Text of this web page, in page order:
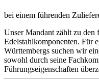
bei einem führenden
Unser Mandant zählt zu den
Edelstahlkomponenten. Für
Württembergs suchen wir
sowohl durch seine
Führungseigenschaften